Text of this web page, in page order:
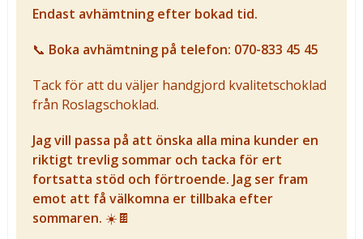
Endast avhämtning efter bokad tid.
📞 Boka avhämtning på telefon: 070-833 45 45
Tack för att du väljer handgjord kvalitetschoklad
från Roslagschoklad.
Jag vill passa på att önska alla mina kunder en
riktigt trevlig sommar och tacka för ert
fortsatta stöd och förtroende. Jag ser fram
emot att få välkomna er tillbaka efter
sommaren. ☀️🍫